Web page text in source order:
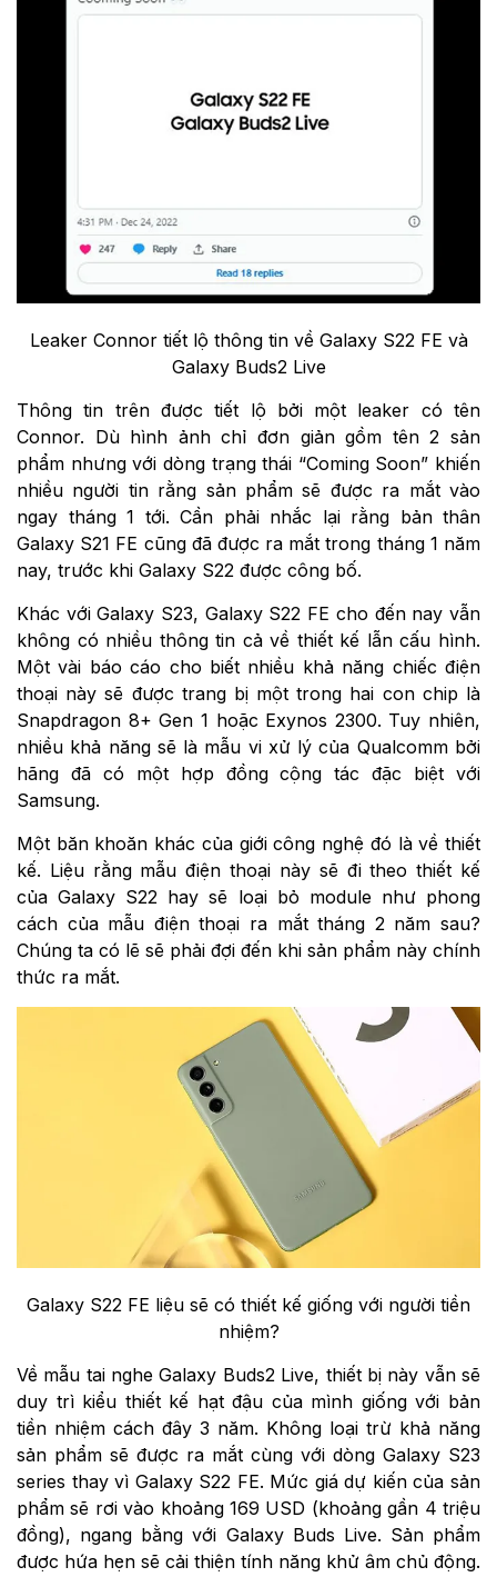
Leaker Connor tiết lộ thông tin về Galaxy S22 FE và
Galaxy Buds2 Live
Thông tin trên được tiết lộ bởi một leaker có tên
Connor. Dù hình ảnh chỉ đơn giản gồm tên 2 sản
phẩm nhưng với dòng trạng thái “Coming Soon” khiến
nhiều người tin rằng sản phẩm sẽ được ra mắt vào
ngay tháng 1 tới. Cần phải nhắc lại rằng bản thân
Galaxy S21 FE cũng đã được ra mắt trong tháng 1 năm
nay, trước khi Galaxy S22 được công bố.
Khác với Galaxy S23, Galaxy S22 FE cho đến nay vẫn
không có nhiều thông tin cả về thiết kế lẫn cấu hình.
Một vài báo cáo cho biết nhiều khả năng chiếc điện
thoại này sẽ được trang bị một trong hai con chip là
Snapdragon 8+ Gen 1 hoặc Exynos 2300. Tuy nhiên,
nhiều khả năng sẽ là mẫu vi xử lý của Qualcomm bởi
hãng đã có một hợp đồng cộng tác đặc biệt với
Samsung.
Một băn khoăn khác của giới công nghệ đó là về thiết
kế. Liệu rằng mẫu điện thoại này sẽ đi theo thiết kế
của Galaxy S22 hay sẽ loại bỏ module như phong
cách của mẫu điện thoại ra mắt tháng 2 năm sau?
Chúng ta có lẽ sẽ phải đợi đến khi sản phẩm này chính
thức ra mắt.
Galaxy S22 FE liệu sẽ có thiết kế giống với người tiền
nhiệm?
Về mẫu tai nghe Galaxy Buds2 Live, thiết bị này vẫn sẽ
duy trì kiểu thiết kế hạt đậu của mình giống với bản
tiền nhiệm cách đây 3 năm. Không loại trừ khả năng
sản phẩm sẽ được ra mắt cùng với dòng Galaxy S23
series thay vì Galaxy S22 FE. Mức giá dự kiến của sản
phẩm sẽ rơi vào khoảng 169 USD (khoảng gần 4 triệu
đồng), ngang bằng với Galaxy Buds Live. Sản phẩm
được hứa hẹn sẽ cải thiện tính năng khử âm chủ động.